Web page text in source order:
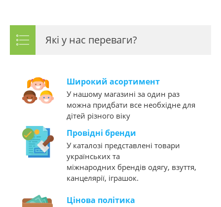
Які у нас переваги?
Широкий асортимент
У нашому магазині за один раз
можна придбати все необхідне для
дітей різного віку
Провідні бренди
У каталозі представлені товари
українських та
міжнародних брендів одягу, взуття,
канцелярії, іграшок.
Цінова політика